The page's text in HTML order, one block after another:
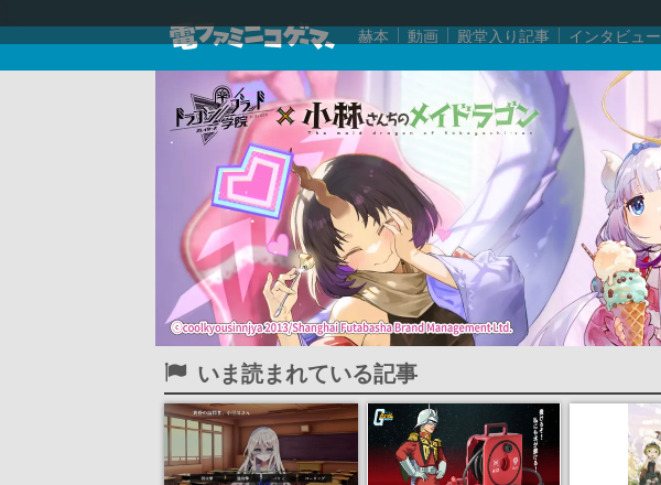
赫本 動画 殿堂入り記事 インタビュー
いま読まれている記事